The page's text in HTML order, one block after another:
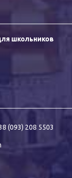
школьников
(093) 208 5503